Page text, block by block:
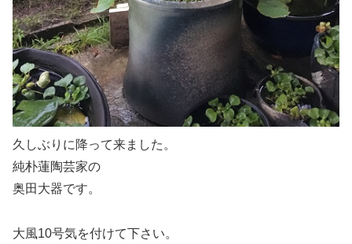
久しぶりに降って来ました。
純朴蓮陶芸家の
奥田大器です。
大風10号気を付けて下さい。